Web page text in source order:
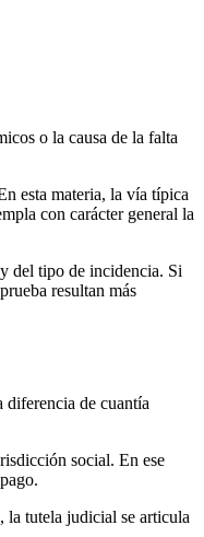
o la causa de la falta
esta materia, la vía típica
con carácter general la
del tipo de incidencia. Si
resultan más
diferencia de cuantía
social. En ese
la tutela judicial se articula